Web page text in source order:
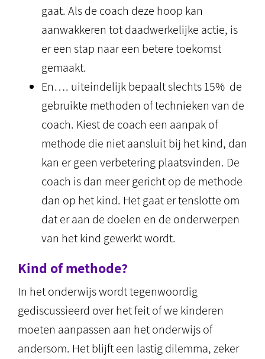
gaat. Als de coach deze hoop kan
aanwakkeren tot daadwerkelijke actie, is
er een stap naar een betere toekomst
gemaakt.
En…. uiteindelijk bepaalt slechts 15% de
gebruikte methoden of technieken van de
coach. Kiest de coach een aanpak of
methode die niet aansluit bij het kind, dan
kan er geen verbetering plaatsvinden. De
coach is dan meer gericht op de methode
dan op het kind. Het gaat er tenslotte om
dat er aan de doelen en de onderwerpen
van het kind gewerkt wordt.
Kind of methode?
In het onderwijs wordt tegenwoordig
gediscussieerd over het feit of we kinderen
moeten aanpassen aan het onderwijs of
andersom. Het blijft een lastig dilemma, zeker